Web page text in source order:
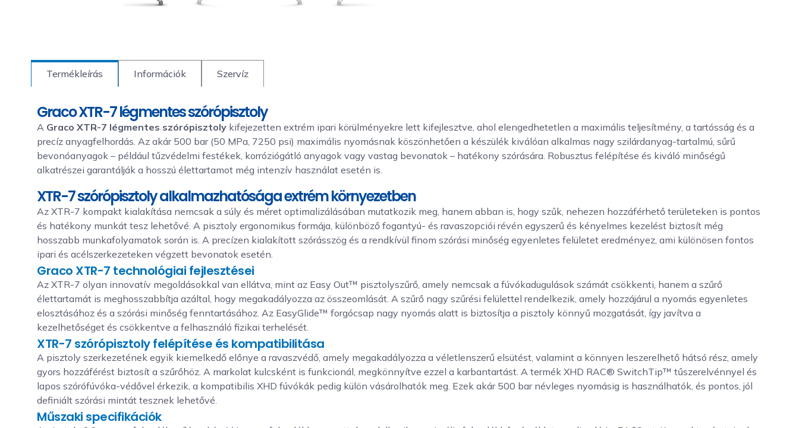
Termékleírás Információk Szervíz
Graco XTR-7 légmentes szórópisztoly
A Graco XTR-7 légmentes szórópisztoly kifejezetten extrém ipari körülményekre lett kifejlesztve, ahol elengedhetetlen a maximális teljesítmény, a tartósság és a
precíz anyagfelhordás. Az akár 500 bar (50 MPa, 7250 psi) maximális nyomásnak köszönhetően a készülék kiválóan alkalmas nagy szilárdanyag-tartalmú, sűrű
bevonóanyagok – például tűzvédelmi festékek, korróziógátló anyagok vagy vastag bevonatok – hatékony szórására. Robusztus felépítése és kiváló minőségű
alkatrészei garantálják a hosszú élettartamot még intenzív használat esetén is.
XTR-7 szórópisztoly alkalmazhatósága extrém környezetben
Az XTR-7 kompakt kialakítása nemcsak a súly és méret optimalizálásában mutatkozik meg, hanem abban is, hogy szűk, nehezen hozzáférhető területeken is pontos
és hatékony munkát tesz lehetővé. A pisztoly ergonomikus formája, különböző fogantyú- és ravaszopciói révén egyszerű és kényelmes kezelést biztosít még
hosszabb munkafolyamatok során is. A precízen kialakított szórásszög és a rendkívül finom szórási minőség egyenletes felületet eredményez, ami különösen fontos
ipari és acélszerkezeteken végzett bevonatok esetén.
Graco XTR-7 technológiai fejlesztései
Az XTR-7 olyan innovatív megoldásokkal van ellátva, mint az Easy Out™ pisztolyszűrő, amely nemcsak a fúvókadugulások számát csökkenti, hanem a szűrő
élettartamát is meghosszabbítja azáltal, hogy megakadályozza az összeomlását. A szűrő nagy szűrési felülettel rendelkezik, amely hozzájárul a nyomás egyenletes
elosztásához és a szórási minőség fenntartásához. Az EasyGlide™ forgócsap nagy nyomás alatt is biztosítja a pisztoly könnyű mozgatását, így javítva a
kezelhetőséget és csökkentve a felhasználó fizikai terhelését.
XTR-7 szórópisztoly felépítése és kompatibilitása
A pisztoly szerkezetének egyik kiemelkedő előnye a ravaszvédő, amely megakadályozza a véletlenszerű elsütést, valamint a könnyen leszerelhető hátsó rész, amely
gyors hozzáférést biztosít a szűrőhöz. A markolat kulcsként is funkcionál, megkönnyítve ezzel a karbantartást. A termék XHD RAC® SwitchTip™ tűszerelvénnyel és
lapos szórófúvóka-védővel érkezik, a kompatibilis XHD fúvókák pedig külön vásárolhatók meg. Ezek akár 500 bar névleges nyomásig is használhatók, és pontos, jól
definiált szórási mintát tesznek lehetővé.
Műszaki specifikációk